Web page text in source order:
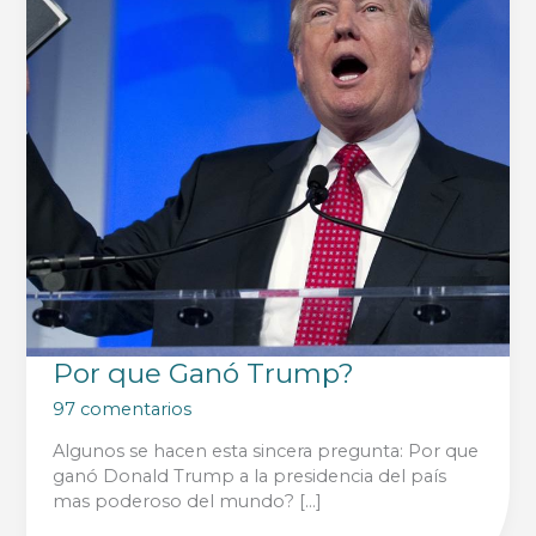
Por que Ganó Trump?
97 comentarios
Algunos se hacen esta sincera pregunta: Por que
ganó Donald Trump a la presidencia del país
mas poderoso del mundo? […]